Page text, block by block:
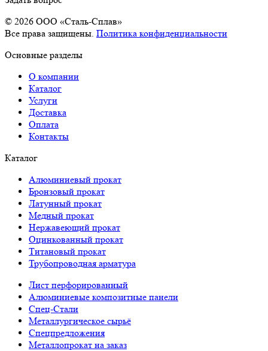
© 2026 OOO «Сталь-Сплав»
Все права защищены. Политика конфиденциальности
Основные разделы
О компании
Каталог
Услуги
Доставка
Оплата
Контакты
Каталог
Алюминиевый прокат
Бронзовый прокат
Латунный прокат
Медный прокат
Нержавеющий прокат
Оцинкованный прокат
Титановый прокат
Трубопроводная арматура
Лист перфорированный
Алюминиевые композитные панели
Спец-Стали
Металлургическое сырьё
Спецпредложения
Металлопрокат на заказ